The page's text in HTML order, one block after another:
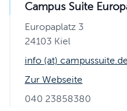
Campus Suite
Europaplatz 3
24103 Kiel
info (at) campussuite.de
Zur Webseite
040 23858380